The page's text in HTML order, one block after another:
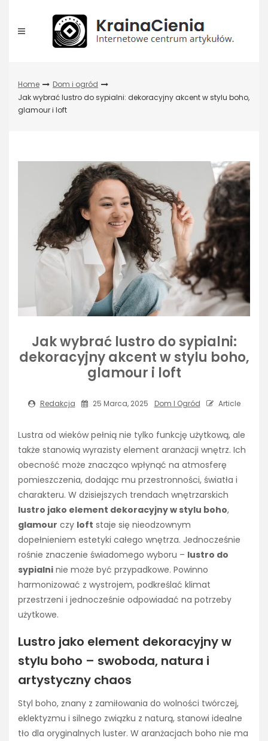
content
Home
Dom i ogród
Jak wybrać lustro do sypialni: dekoracyjny akcent w stylu boho,
glamour i loft
Jak wybrać lustro do sypialni:
dekoracyjny akcent w stylu boho,
glamour i loft
Redakcja 25 Marca, 2025 Dom I Ogród Article
Lustra od wieków pełnią nie tylko funkcję użytkową, ale
także stanowią wyrazisty element aranżacji wnętrz. Ich
obecność może znacząco wpłynąć na atmosferę
pomieszczenia, dodając mu przestronności, światła i
charakteru. W dzisiejszych trendach wnętrzarskich
lustro jako element dekoracyjny w stylu boho,
glamour czy loft staje się nieodzownym
dopełnieniem estetyki całego wnętrza. Jednocześnie
rośnie znaczenie świadomego wyboru – lustro do
sypialni nie może być przypadkowe. Powinno
harmonizować z wystrojem, podkreślać klimat
przestrzeni i jednocześnie odpowiadać na potrzeby
użytkowe.
Lustro jako element dekoracyjny w
stylu boho – swoboda, natura i
artystyczny chaos
Styl boho, znany z zamiłowania do wolności twórczej,
eklektyzmu i silnego związku z naturą, stanowi idealne
tło dla oryginalnych luster. W aranżacjach boho nie ma